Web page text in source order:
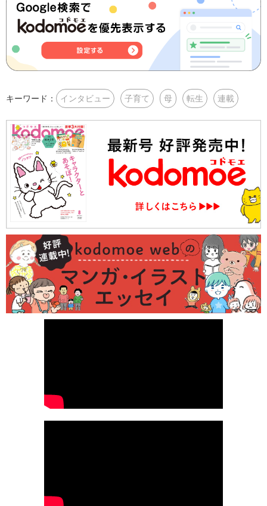
キーワード： インタビュー 子育て 母 転生 連載